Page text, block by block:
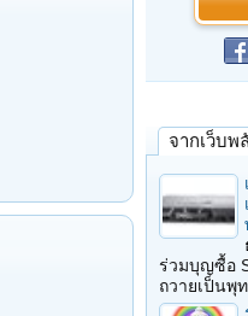
จากเว็บพ
ร่วมบุญซื้อ
ถวายเป็นพุ